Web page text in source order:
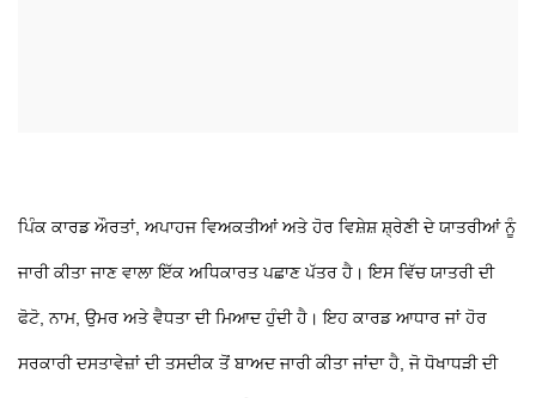
ਪਿੰਕ ਕਾਰਡ ਔਰਤਾਂ, ਅਪਾਹਜ ਵਿਅਕਤੀਆਂ ਅਤੇ ਹੋਰ ਵਿਸ਼ੇਸ਼ ਸ਼੍ਰੇਣੀ ਦੇ ਯਾਤਰੀਆਂ ਨੂੰ
ਜਾਰੀ ਕੀਤਾ ਜਾਣ ਵਾਲਾ ਇੱਕ ਅਧਿਕਾਰਤ ਪਛਾਣ ਪੱਤਰ ਹੈ। ਇਸ ਵਿੱਚ ਯਾਤਰੀ ਦੀ
ਫੋਟੋ, ਨਾਮ, ਉਮਰ ਅਤੇ ਵੈਧਤਾ ਦੀ ਮਿਆਦ ਹੁੰਦੀ ਹੈ। ਇਹ ਕਾਰਡ ਆਧਾਰ ਜਾਂ ਹੋਰ
ਸਰਕਾਰੀ ਦਸਤਾਵੇਜ਼ਾਂ ਦੀ ਤਸਦੀਕ ਤੋਂ ਬਾਅਦ ਜਾਰੀ ਕੀਤਾ ਜਾਂਦਾ ਹੈ, ਜੋ ਧੋਖਾਧੜੀ ਦੀ